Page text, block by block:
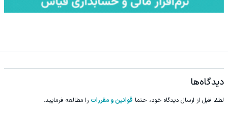
دیدگاه‌ها
لطفا قبل از ارسال دیدگاه خود، حتما قوانین و مقررات را مطالعه فرمایید.